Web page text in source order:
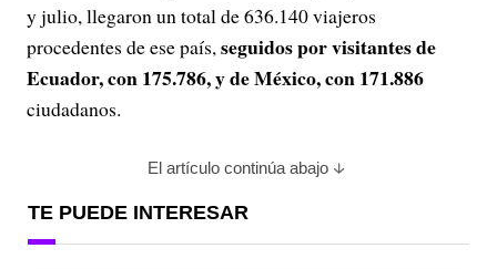
y julio, llegaron un total de 636.140 viajeros
procedentes de ese país,seguidos por visitantes de
Ecuador, con 175.786, y de México, con 171.886
ciudadanos.
El artículo continúa abajo
TE PUEDE INTERESAR